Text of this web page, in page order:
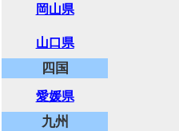
岡山県
山口県
四国
愛媛県
九州